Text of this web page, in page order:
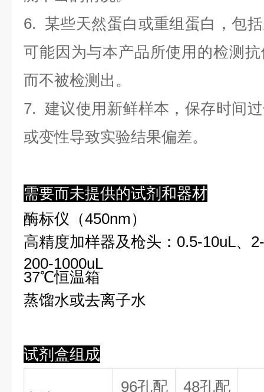
6. 某些天然蛋白或重组蛋白，包
可能因为与本产品所使用的检测
而不被检测出。
7. 建议使用新鲜样本，保存时间
或变性导致实验结果偏差。
需要而未提供的试剂和器材
酶标仪（450nm）
高精度加样器及枪头：0.5-10uL、
200-1000uL
37℃恒温箱
蒸馏水或去离子水
试剂盒组成
96孔配
48孔配